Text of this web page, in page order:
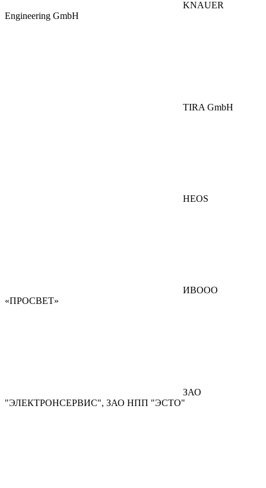
KNAUER
Engineering GmbH
TIRA GmbH
HEOS
ИВООО
«ПРОСВЕТ»
ЗАО
"ЭЛЕКТРОНСЕРВИС", ЗАО НПП "ЭСТО"